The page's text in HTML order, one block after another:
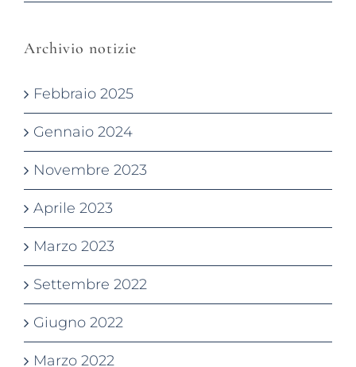
Archivio notizie
Febbraio 2025
Gennaio 2024
Novembre 2023
Aprile 2023
Marzo 2023
Settembre 2022
Giugno 2022
Marzo 2022